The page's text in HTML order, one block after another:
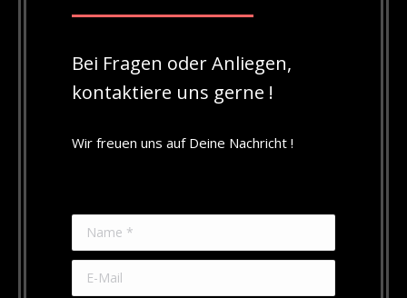
Bei Fragen oder Anliegen,
kontaktiere uns gerne !
Wir freuen uns auf Deine Nachricht !
Name *
E-Mail